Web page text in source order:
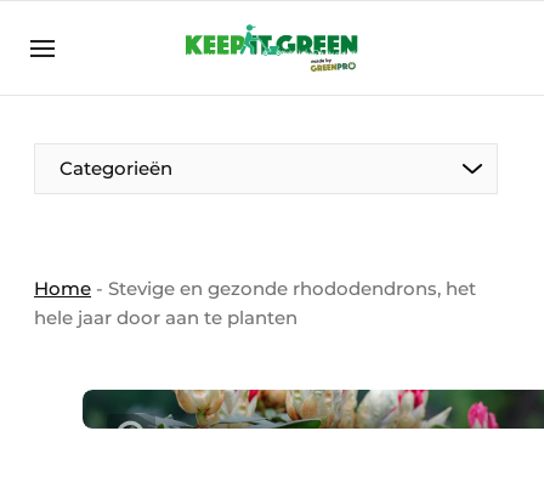
NL ENG FR
Categorieën
Home - Stevige en gezonde rhododendrons, het
hele jaar door aan te planten